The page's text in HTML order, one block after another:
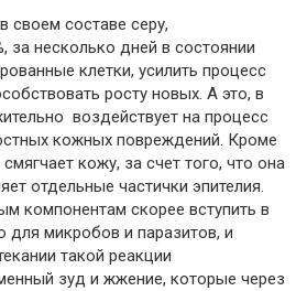
своем составе серу,
за несколько дней в состоянии
клетки, усилить процесс
росту новых. А это, в
воздействует на процесс
кожных повреждений. Кроме
кожу, за счет того, что она
отдельные частички эпителия.
компонентам скорее вступить в
для микробов и паразитов, и
такой реакции
зуд и жжение, которые через